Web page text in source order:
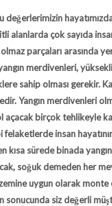
değerlerimizin
alanlarda çok sayıda
parçaları arasında
yangın merdivenleri,
sahip olması
Yangın merdivenleri
birçok tehlikeyle
insan
sürede binada
soğuk demeden her
uygun olarak
sonucunda siz değerli